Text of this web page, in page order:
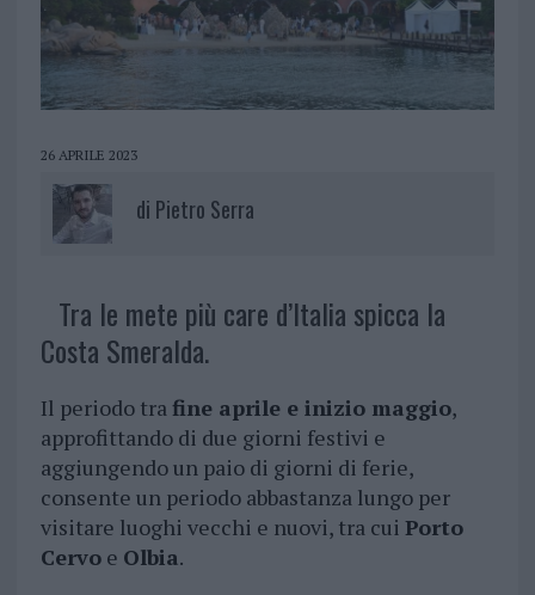
26 APRILE 2023
di Pietro Serra
Tra le mete più care d’Italia spicca la
Costa Smeralda.
Il periodo trafine aprile e inizio maggio,
approfittando di due giorni festivi e
aggiungendo un paio di giorni di ferie,
consente un periodo abbastanza lungo per
visitare luoghi vecchi e nuovi, tra cui Porto
Cervoe Olbia.